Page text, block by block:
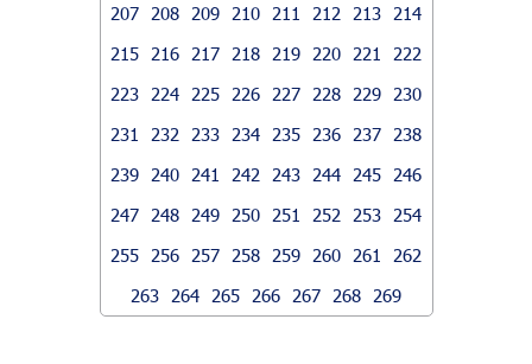
207
208 209 210 211 212 213
214
215
216 217 218 219 220 221
222
223
224 225 226 227 228 229
230
231
232 233 234 235 236 237
238
239
240 241 242 243 244 245
246
247
248 249 250 251 252 253
254
255
256 257 258 259 260 261
262
263
264 265 266 267 268 269